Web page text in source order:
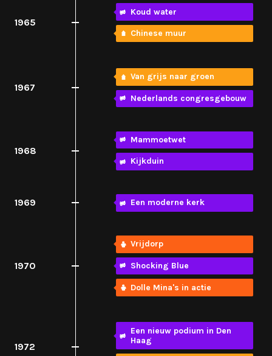
1965
Koud water
Chinese muur
1967
Van grijs naar groen
Nederlands congresgebouw
1968
Mammoetwet
Kijkduin
1969 Een moderne kerk
1970
Vrijdorp
Shocking Blue
Dolle Mina's in actie
1972
Een nieuw podium in Den
Haag